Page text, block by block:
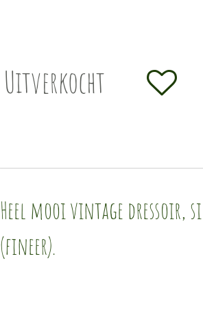
Uitverkocht
Heel mooi vintage dressoir,
(fineer).